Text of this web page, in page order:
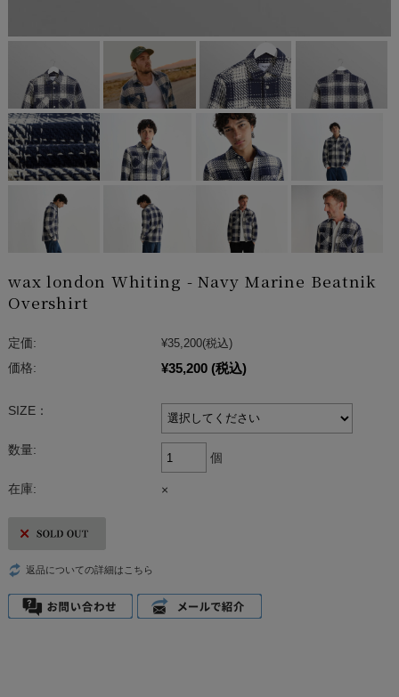
wax london Whiting - Navy Marine Beatnik
Overshirt
定価: ¥35,200(税込)
価格:
¥35,200 (税込)
SIZE：
数量:
個
在庫: ×
返品についての詳細はこちら